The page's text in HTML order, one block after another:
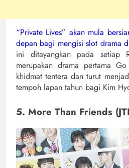
“Private Lives” akan mula
depan bagi mengisi slot drama
ini ditayangkan pada setiap
merupakan drama pertama
khidmat tentera dan turut
tempoh lapan tahun bagi Kim
5. More Than Friends